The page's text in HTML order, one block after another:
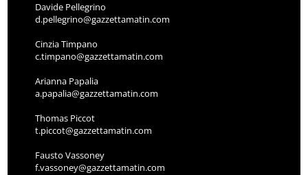
Davide Pellegrino
d.pellegrino@gazzettamatin.com
Cinzia Timpano
c.timpano@gazzettamatin.com
Arianna Papalia
a.papalia@gazzettamatin.com
Thomas Piccot
t.piccot@gazzettamatin.com
Fausto Vassoney
f.vassoney@gazzettamatin.com